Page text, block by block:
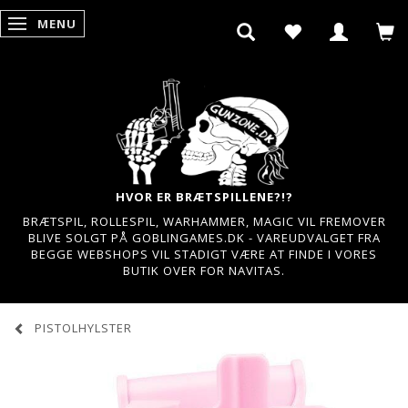
SKIFTE NAVIGATION
MENU
HVOR ER BRÆTSPILLENE?!?
BRÆTSPIL, ROLLESPIL, WARHAMMER, MAGIC VIL FREMOVER
BLIVE SOLGT PÅ GOBLINGAMES.DK - VAREUDVALGET FRA
BEGGE WEBSHOPS VIL STADIGT VÆRE AT FINDE I VORES
BUTIK OVER FOR NAVITAS.
PISTOLHYLSTER